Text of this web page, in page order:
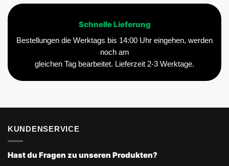
Schnelle Lieferung
Bestellungen die Werktags bis 14:00 Uhr eingehen, werden
noch am
gleichen Tag bearbeitet. Lieferzeit 2-3 Werktage.
KUNDENSERVICE
Hast du Fragen zu unseren Produkten?